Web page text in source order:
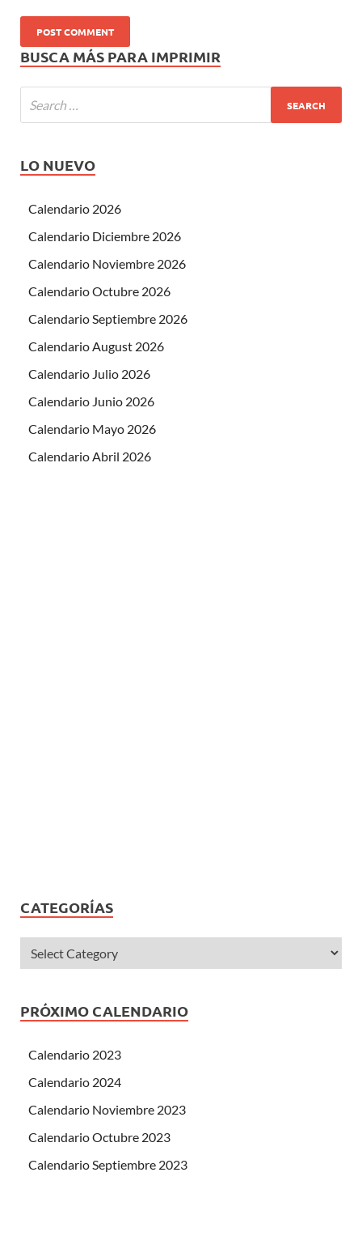
BUSCA MÁS PARA IMPRIMIR
LO NUEVO
Calendario 2026
Calendario Diciembre 2026
Calendario Noviembre 2026
Calendario Octubre 2026
Calendario Septiembre 2026
Calendario August 2026
Calendario Julio 2026
Calendario Junio 2026
Calendario Mayo 2026
Calendario Abril 2026
CATEGORÍAS
PRÓXIMO CALENDARIO
Calendario 2023
Calendario 2024
Calendario Noviembre 2023
Calendario Octubre 2023
Calendario Septiembre 2023